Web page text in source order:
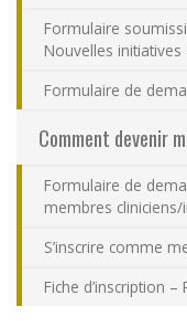
Espace membre
Formulaire
Nouvelles initiatives
Formulaire de
Comment devenir
Formulaire de
membres
S’inscrire comme
Fiche d’inscription